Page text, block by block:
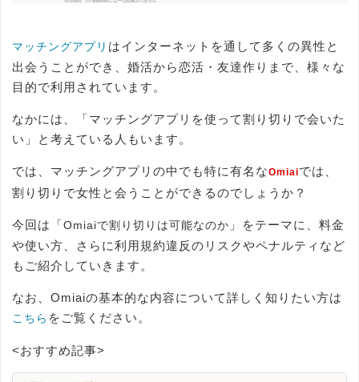
マッチングアプリ はインターネットを通して多くの異性と
出会うことができ、婚活から恋活・友達作りまで、様々な
目的で利用されています。
なかには、「マッチングアプリを使って割り切りで会いた
い」と考えている人もいます。
では、マッチングアプリの中でも特に有名なOmiaiでは、
割り切りで女性と会うことができるのでしょうか？
今回は「Omiaiで割り切りは可能なのか 」をテーマに、料金
や使い方、さらに利用規約違反のリスクやペナルティなど
もご紹介していきます。
なお、Omiaiの基本的な内容について詳しく知りたい方は
こちら をご覧ください。
<おすすめ記事>